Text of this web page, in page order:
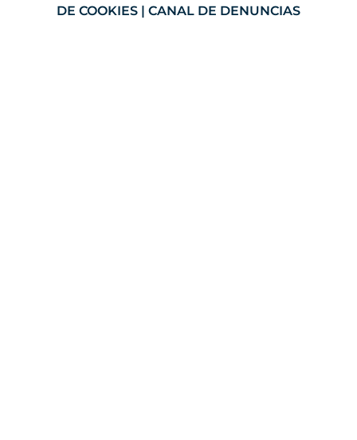
DE COOKIES | CANAL DE DENUNCIAS